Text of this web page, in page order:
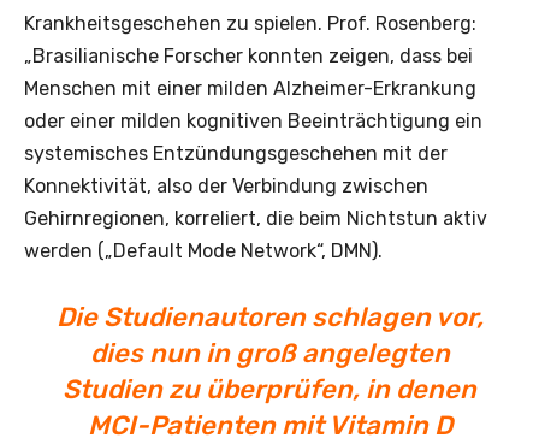
Krankheitsgeschehen zu spielen. Prof. Rosenberg:
„Brasilianische Forscher konnten zeigen, dass bei
Menschen mit einer milden Alzheimer-Erkrankung
oder einer milden kognitiven Beeinträchtigung ein
systemisches Entzündungsgeschehen mit der
Konnektivität, also der Verbindung zwischen
Gehirnregionen, korreliert, die beim Nichtstun aktiv
werden („Default Mode Network“, DMN).
Die Studienautoren schlagen vor,
dies nun in groß angelegten
Studien zu überprüfen, in denen
MCI-Patienten mit Vitamin D